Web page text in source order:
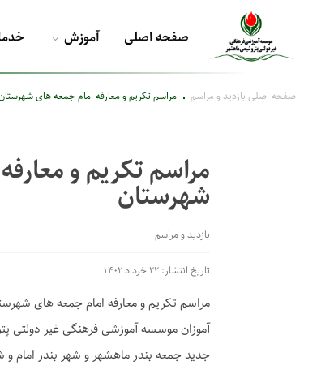
صفحه اصلی آموزش
صفحه اصلیبازدید و مراسم مراسم تکریم و معارفه امام جمعه های
مراسم تکریم و
شهرستان
بازدید و مراسم
تاریخ انتشار: ۲۲ خرداد ۱۴۰۲
مراسم تکریم و معارفه امام جمعه های
آموزان موسسه آموزشی فرهنگی غیر دولتی
جدید جمعه بندر ماهشهر و شهر بندر